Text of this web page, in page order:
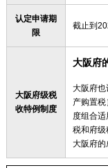
认定申请期
限
截止到
大阪府级税
收特例制度
大阪府
大阪府也
产购置
度组合
税和府级
大阪府的